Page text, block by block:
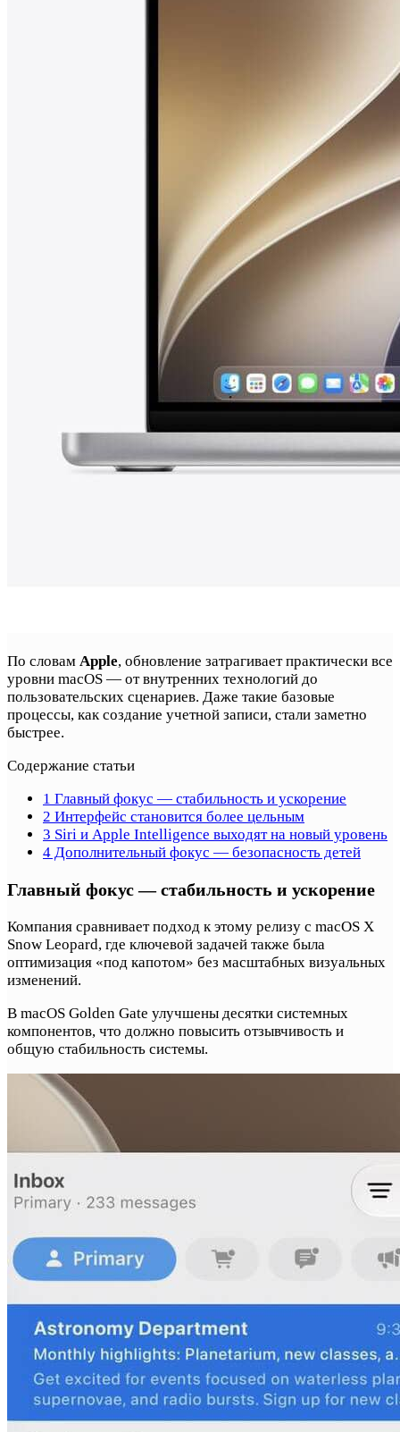
По словам Apple, обновление затрагивает практически все
уровни macOS — от внутренних технологий до
пользовательских сценариев. Даже такие базовые
процессы, как создание учетной записи, стали заметно
быстрее.
Содержание статьи
1 Главный фокус — стабильность и ускорение
2 Интерфейс становится более цельным
3 Siri и Apple Intelligence выходят на новый уровень
4 Дополнительный фокус — безопасность детей
Главный фокус — стабильность и ускорение
Компания сравнивает подход к этому релизу с macOS X
Snow Leopard, где ключевой задачей также была
оптимизация «под капотом» без масштабных визуальных
изменений.
В macOS Golden Gate улучшены десятки системных
компонентов, что должно повысить отзывчивость и
общую стабильность системы.